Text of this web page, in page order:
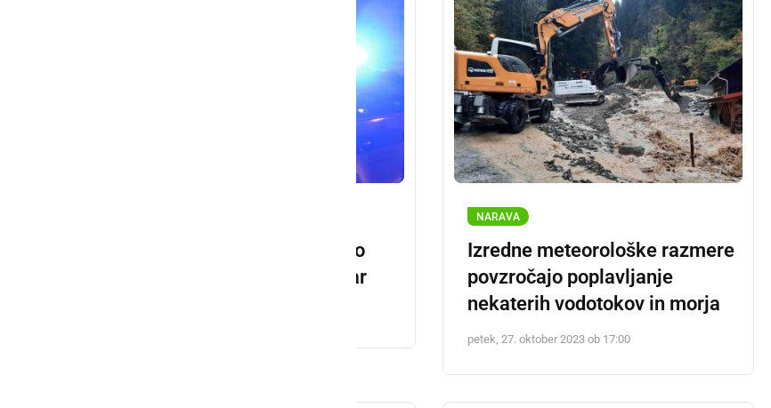
Zaradi neurja poškodovano
vozilo, strela zanetila požar
NARAVA
Izredne meteorološke razmere
povzročajo poplavljanje
nekaterih vodotokov in morja
petek, 27. oktober 2023 ob 17:00